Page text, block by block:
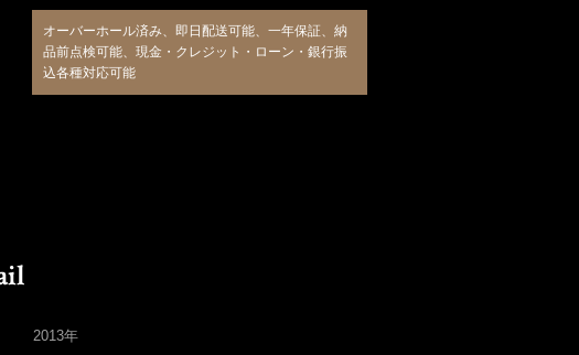
オーバーホール済み、即日配送可能、一年保証、納
品前点検可能、現金・クレジット・ローン・銀行振
込各種対応可能
2013年